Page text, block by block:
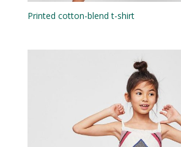
Printed cotton-blend t-shirt